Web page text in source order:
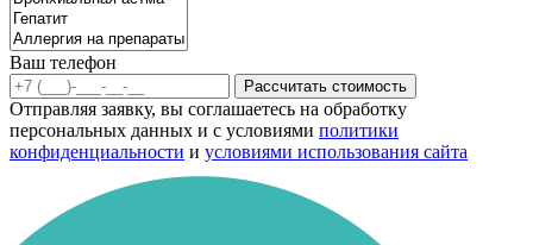
Ваш телефон
Рассчитать стоимость
Отправляя заявку, вы соглашаетесь на обработку
персональных данных и с условиями политики
конфиденциальности и условиями использования сайта